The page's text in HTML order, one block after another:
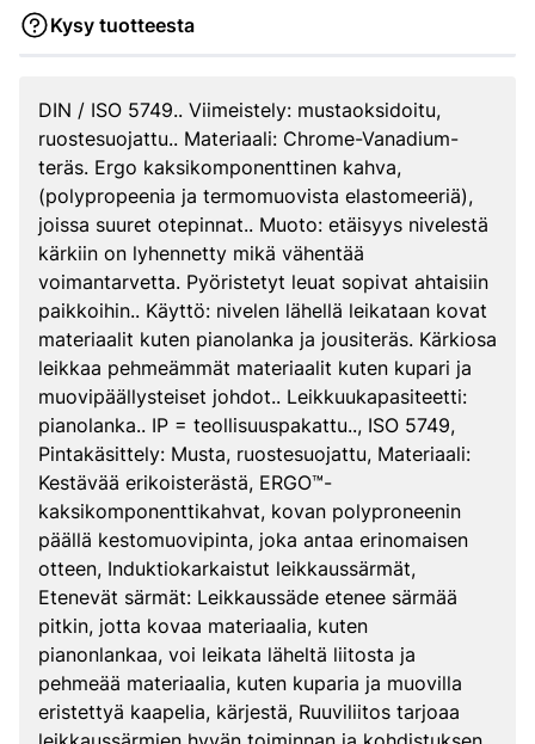
Kysy tuotteesta
DIN / ISO 5749.. Viimeistely: mustaoksidoitu,
ruostesuojattu.. Materiaali: Chrome-Vanadium-
teräs. Ergo kaksikomponenttinen kahva,
(polypropeenia ja termomuovista elastomeeriä),
joissa suuret otepinnat.. Muoto: etäisyys nivelestä
kärkiin on lyhennetty mikä vähentää
voimantarvetta. Pyöristetyt leuat sopivat ahtaisiin
paikkoihin.. Käyttö: nivelen lähellä leikataan kovat
materiaalit kuten pianolanka ja jousiteräs. Kärkiosa
leikkaa pehmeämmät materiaalit kuten kupari ja
muovipäällysteiset johdot.. Leikkuukapasiteetti:
pianolanka.. IP = teollisuuspakattu.., ISO 5749,
Pintakäsittely: Musta, ruostesuojattu, Materiaali:
Kestävää erikoisterästä, ERGO™-
kaksikomponenttikahvat, kovan polyproneenin
päällä kestomuovipinta, joka antaa erinomaisen
otteen, Induktiokarkaistut leikkaussärmät,
Etenevät särmät: Leikkaussäde etenee särmää
pitkin, jotta kovaa materiaalia, kuten
pianonlankaa, voi leikata läheltä liitosta ja
pehmeää materiaalia, kuten kuparia ja muovilla
eristettyä kaapelia, kärjestä, Ruuviliitos tarjoaa